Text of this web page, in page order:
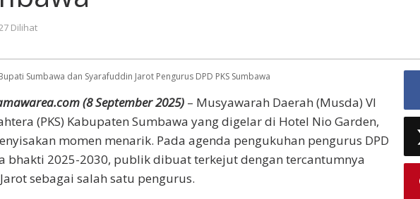
Dilihat
Sumbawa dan Syarafuddin Jarot Pengurus DPD PKS Sumbawa
(8 September 2025) – Musyawarah Daerah (Musda) VI
(PKS) Kabupaten Sumbawa yang digelar di Hotel Nio Garden,
momen menarik. Pada agenda pengukuhan pengurus DPD
bhakti 2025-2030, publik dibuat terkejut dengan tercantumnya
sebagai salah satu pengurus.